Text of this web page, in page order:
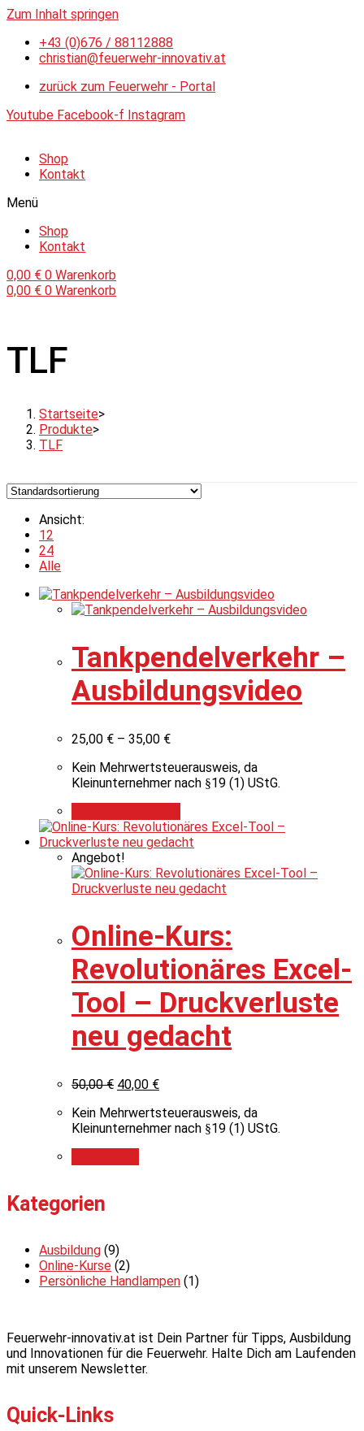
Zum Inhalt springen
+43 (0)676 / 88112888
christian@feuerwehr-innovativ.at
zurück zum Feuerwehr - Portal
Youtube Facebook-f Instagram
Shop
Kontakt
Menü
Shop
Kontakt
0,00 € 0 Warenkorb
0,00 € 0 Warenkorb
TLF
Startseite>
Produkte>
TLF
Ansicht:
12
24
Alle
Tankpendelverkehr –
Ausbildungsvideo
25,00 € – 35,00 €
Kein Mehrwertsteuerausweis, da
Kleinunternehmer nach §19 (1) UStG.
Angebot!
Online-Kurs:
Revolutionäres Excel-
Tool – Druckverluste
neu gedacht
50,00€ 40,00 €
Kein Mehrwertsteuerausweis, da
Kleinunternehmer nach §19 (1) UStG.
Kategorien
Ausbildung (9)
Online-Kurse (2)
Persönliche Handlampen (1)
Feuerwehr-innovativ.at ist Dein Partner für Tipps, Ausbildung
und Innovationen für die Feuerwehr. Halte Dich am Laufenden
mit unserem Newsletter.
Quick-Links